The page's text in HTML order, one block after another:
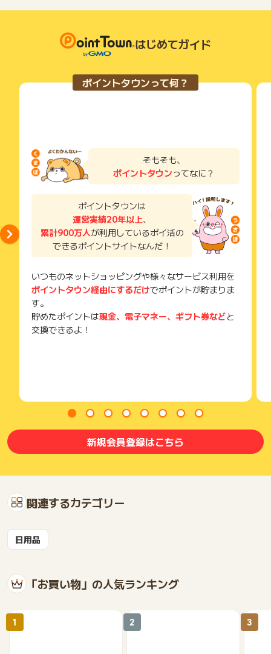
下記の事項に該当する場合、広告主側で対象外とみなし、「獲
・同一端末や同一世帯で、繰り返し利用不可のサービス・お買
い物を複数回ご利用された場合
・他のポイントサイトや比較サイト、検索サイトなどを経由し
ご利用前には、Cookieの削除をおこなっていただくことを推奨
します。
読みください。
お申し込みやお買い物後、利用したサイトから送られる購入完
獲得待ち・獲得失敗の状態でお問い合わせされる際に、該当の
メールを送っていただく場合がございます。
そのため、紛失・破棄された場合は対応いたしかねますので、
ご注意ください。
各サービス・お買い物の獲得ポイントや獲得条件、キャンペー
ン期間が予告なしに変更される場合がございますが、ご利用さ
条件を達成しているかどうかは各広告主ではなく、代理店が行
っているため、広告主はポイントに関する詳細を把握しており
広告に遷移しない場合は掲載が終了となっておりポイントが獲
得できませんので、ご注意くださいませ。
はじめてガイド
ポイントタウンって何？
そもそも、
ポイントタウンってなに？
ポイントタウンは
運営実績20年以上、
累計900万人が利用しているポイ活の
できるポイントサイトなんだ！
いつものネットショッピングや様々なサービス利用を
ポイントタウン経由にするだけでポイントが貯まりま
す。
貯めたポイントは現金、電子マネー、ギフト券などと
交換できるよ！
新規会員登録はこちら
関連するカテゴリー
日用品
「お買い物」の人気ランキング
1 2 3